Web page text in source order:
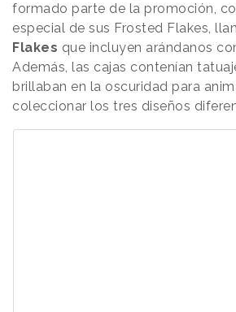
formado parte de la promoción,
especial de sus Frosted Flakes,
Flakes que incluyen arándanos
Además, las cajas contenían
brillaban en la oscuridad para
coleccionar los tres diseños